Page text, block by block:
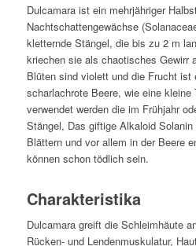
Dulcamara ist ein mehrjähriger
Nachtschattengewächse
kletternde Stängel, die bis zu 2 m
kriechen sie als chaotisches Gewirr
Blüten sind violett und die Frucht
scharlachrote Beere, wie eine
verwendet werden die im Frühjahr
Stängel, Das giftige Alkaloid
Blättern und vor allem in der Beere
können schon tödlich sein.
Charakteristika
Dulcamara greift die Schleimhäute
Rücken- und Lendenmuskulatur,